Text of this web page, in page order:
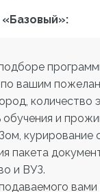
«Базовый»:
вашим
количество
обучения и
курирование
пакета
и ВУЗ.
вами